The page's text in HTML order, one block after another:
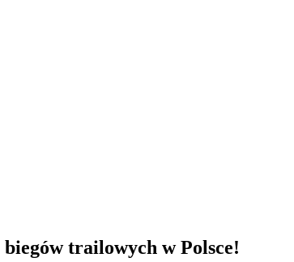
trailowych w Polsce!